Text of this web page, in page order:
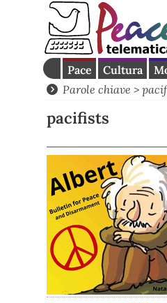
Pace Cultura
Parole chiave >
pacifists